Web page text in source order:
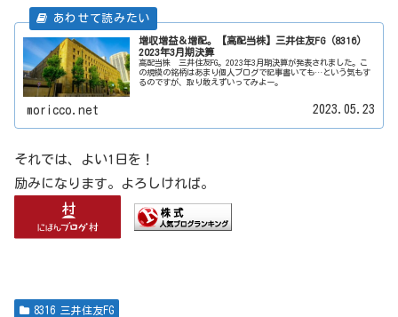
増収増益＆増配。【高配当株】三井住友FG（8316）
2023年3月期決算
高配当株 三井住友FG。2023年3月期決算が発表されました。こ
の規模の銘柄はあまり個人ブログで記事書いても…という気もす
るのですが、取り敢えずいってみよー。
moricco.net 2023.05.23
それでは、よい1日を！
励みになります。よろしければ。
8316 三井住友FG